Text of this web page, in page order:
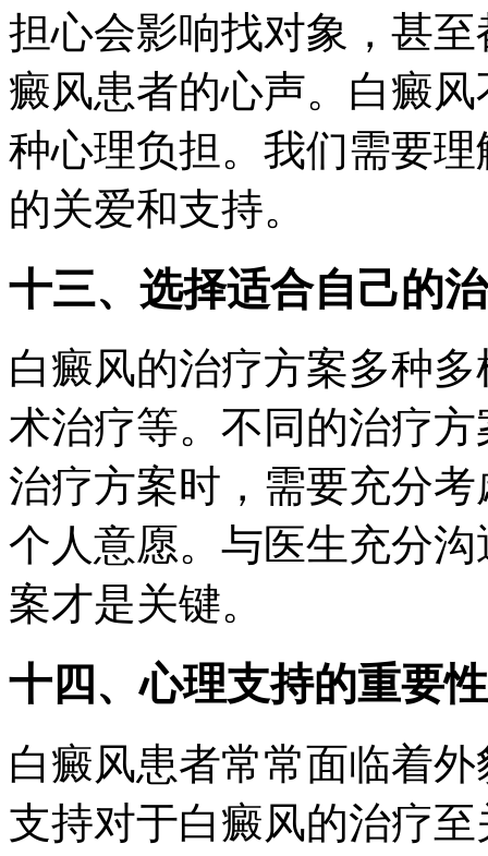
担心会影响找对象，甚
癜风患者的心声。白癜
种心理负担。我们需要
的关爱和支持。
十三、选择适合自己的
白癜风的治疗方案多种
术治疗等。不同的治疗
治疗方案时，需要充分
个人意愿。与医生充分
案才是关键。
十四、心理支持的重要性
白癜风患者常常面临着
支持对于白癜风的治疗